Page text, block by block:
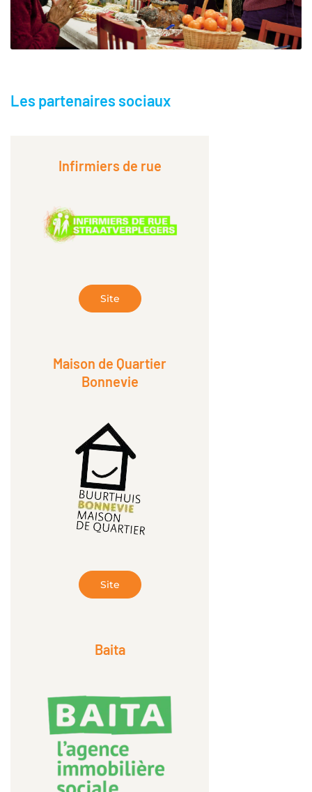
Les partenaires sociaux
Infirmiers de rue
Site
Maison de Quartier
Bonnevie
Site
Baita